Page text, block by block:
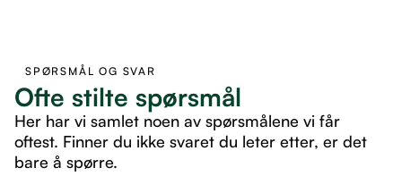
SPØRSMÅL OG SVAR
Ofte stilte spørsmål
Her har vi samlet noen av spørsmålene vi får
oftest. Finner du ikke svaret du leter etter, er det
bare å spørre.